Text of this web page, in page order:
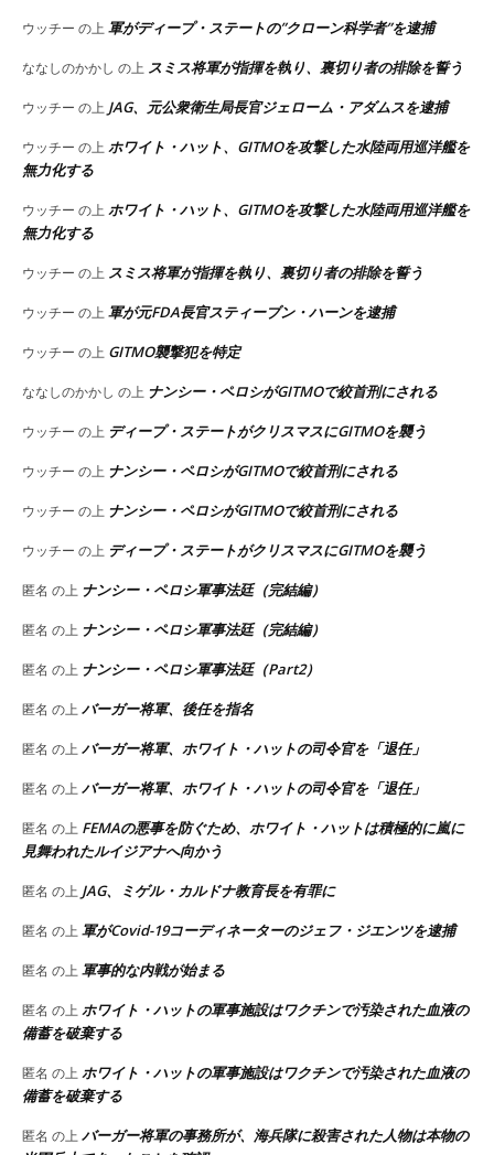
ウッチー の上 軍がディープ・ステートの”クローン科学者”を逮捕
ななしのかかし の上 スミス将軍が指揮を執り、裏切り者の排除を誓う
ウッチー の上 JAG、元公衆衛生局長官ジェローム・アダムスを逮捕
ウッチー の上 ホワイト・ハット、GITMOを攻撃した水陸両用巡洋艦を
無力化する
ウッチー の上 ホワイト・ハット、GITMOを攻撃した水陸両用巡洋艦を
無力化する
ウッチー の上 スミス将軍が指揮を執り、裏切り者の排除を誓う
ウッチー の上 軍が元FDA長官スティーブン・ハーンを逮捕
ウッチー の上 GITMO襲撃犯を特定
ななしのかかし の上 ナンシー・ペロシがGITMOで絞首刑にされる
ウッチー の上 ディープ・ステートがクリスマスにGITMOを襲う
ウッチー の上 ナンシー・ペロシがGITMOで絞首刑にされる
ウッチー の上 ナンシー・ペロシがGITMOで絞首刑にされる
ウッチー の上 ディープ・ステートがクリスマスにGITMOを襲う
匿名 の上 ナンシー・ペロシ軍事法廷（完結編）
匿名 の上 ナンシー・ペロシ軍事法廷（完結編）
匿名 の上 ナンシー・ペロシ軍事法廷（Part2）
匿名 の上 バーガー将軍、後任を指名
匿名 の上 バーガー将軍、ホワイト・ハットの司令官を「退任」
匿名 の上 バーガー将軍、ホワイト・ハットの司令官を「退任」
匿名 の上 FEMAの悪事を防ぐため、ホワイト・ハットは積極的に嵐に
見舞われたルイジアナへ向かう
匿名 の上 JAG、ミゲル・カルドナ教育長を有罪に
匿名 の上 軍がCovid-19コーディネーターのジェフ・ジエンツを逮捕
匿名 の上 軍事的な内戦が始まる
匿名 の上 ホワイト・ハットの軍事施設はワクチンで汚染された血液の
備蓄を破棄する
匿名 の上 ホワイト・ハットの軍事施設はワクチンで汚染された血液の
備蓄を破棄する
匿名 の上 バーガー将軍の事務所が、海兵隊に殺害された人物は本物の